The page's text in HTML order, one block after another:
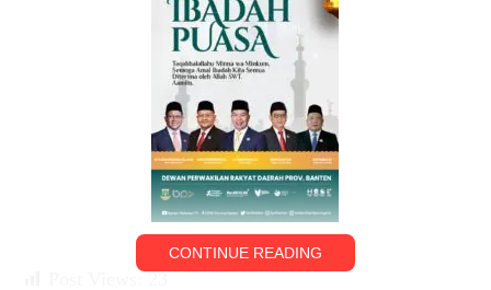
CONTINUE READING